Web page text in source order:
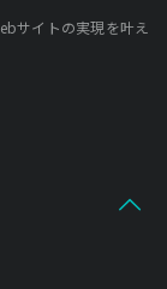
サイトの実現を叶え